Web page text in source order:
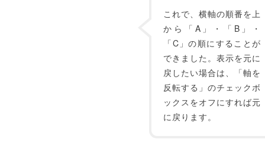
これで、横軸の順番を上
から「A」・「B」・
「C」の順にすることが
できました。表示を元に
戻したい場合は、「軸を
反転する」のチェックボ
ックスをオフにすれば元
に戻ります。